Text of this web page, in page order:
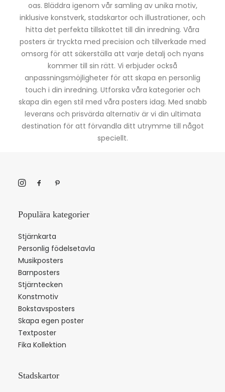
oas. Bläddra igenom vår samling av unika motiv,
inklusive konstverk, stadskartor och illustrationer, och
hitta det perfekta tillskottet till din inredning. Våra
posters är tryckta med precision och tillverkade med
omsorg för att säkerställa att varje detalj och nyans
kommer till sin rätt. Vi erbjuder också
anpassningsmöjligheter för att skapa en personlig
touch i din inredning. Utforska våra kategorier och
skapa din egen stil med våra posters idag. Med snabb
leverans och prisvärda alternativ är vi din ultimata
destination för att förvandla ditt utrymme till något
speciellt.
Populära kategorier
Stjärnkarta
Personlig födelsetavla
Musikposters
Barnposters
Stjärntecken
Konstmotiv
Bokstavsposters
Skapa egen poster
Textposter
Fika Kollektion
Stadskartor